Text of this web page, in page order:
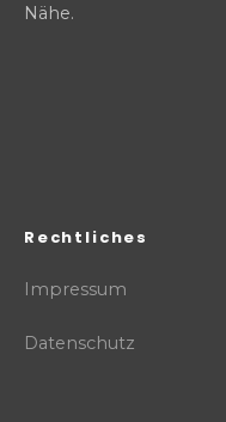
Nähe.
Rechtliches
Impressum
Datenschutz